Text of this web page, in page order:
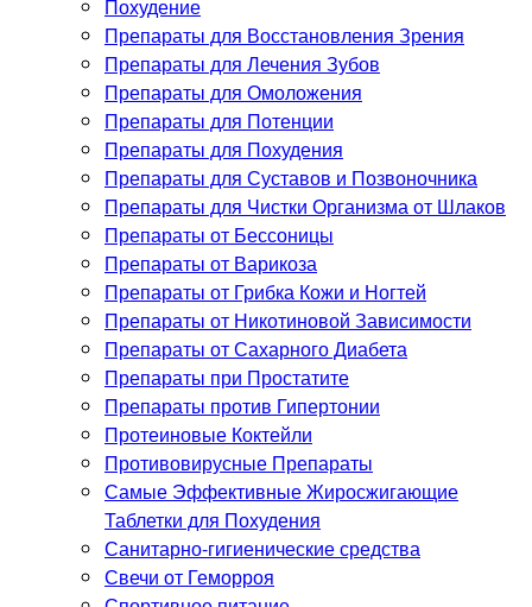
Похудение
Препараты для Восстановления Зрения
Препараты для Лечения Зубов
Препараты для Омоложения
Препараты для Потенции
Препараты для Похудения
Препараты для Суставов и Позвоночника
Препараты для Чистки Организма от Шлаков
Препараты от Бессоницы
Препараты от Варикоза
Препараты от Грибка Кожи и Ногтей
Препараты от Никотиновой Зависимости
Препараты от Сахарного Диабета
Препараты при Простатите
Препараты против Гипертонии
Протеиновые Коктейли
Противовирусные Препараты
Самые Эффективные Жиросжигающие
Таблетки для Похудения
Санитарно-гигиенические средства
Свечи от Геморроя